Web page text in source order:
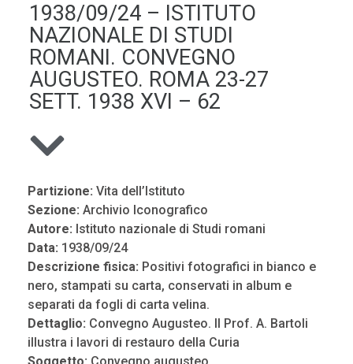
1938/09/24 – ISTITUTO
NAZIONALE DI STUDI
ROMANI. CONVEGNO
AUGUSTEO. ROMA 23-27
SETT. 1938 XVI – 62
Partizione: Vita dell’Istituto
Sezione: Archivio Iconografico
Autore: Istituto nazionale di Studi romani
Data: 1938/09/24
Descrizione fisica: Positivi fotografici in bianco e
nero, stampati su carta, conservati in album e
separati da fogli di carta velina.
Dettaglio: Convegno Augusteo. Il Prof. A. Bartoli
illustra i lavori di restauro della Curia